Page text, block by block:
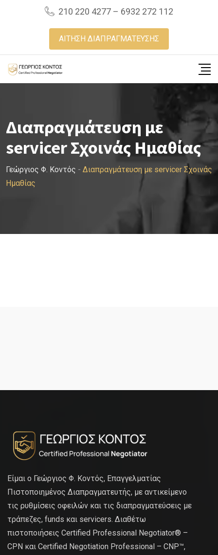
210 220 4277 – 6932 272 112
ΑΙΤΗΣΗ ΔΙΑΠΡΑΓΜΑΤΕΥΣΗΣ
Διαπραγμάτευση με
servicer Σχοινάς Ημαθίας
Γεώργιος Φ. Κοντός - Διαπραγμάτευση με servicer Σχοινάς
Ημαθίας
Είμαι ο Γεώργιος Φ. Κοντός, Επαγγελματίας
Πιστοποιημένος Διαπραγματευτής, με αντικείμενο
τις ρυθμίσεις οφειλών και τις διαπραγματεύσεις με
τράπεζες, funds και servicers. Διαθέτω
πιστοποιήσεις Certified Professional Negotiator® –
CPN και Certified Negotiation Professional – CNP™,